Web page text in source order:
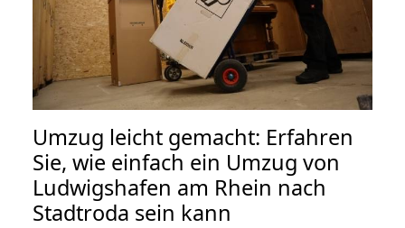
Umzug leicht gemacht: Erfahren
Sie, wie einfach ein Umzug von
Ludwigshafen am Rhein nach
Stadtroda sein kann